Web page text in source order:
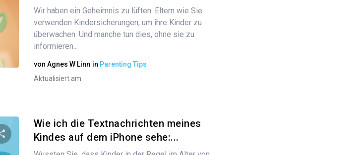
Diesen Artikel teilen
Wir haben ein Geheimnis zu lüften. Eltern wie Sie
verwenden Kindersicherungen, um ihre Kinder zu
überwachen. Und manche tun dies, ohne sie zu
informieren...
von Agnes W Linn in Parenting Tips
Aktualisiert am
Wie ich die Textnachrichten meines
Kindes auf dem iPhone sehe:...